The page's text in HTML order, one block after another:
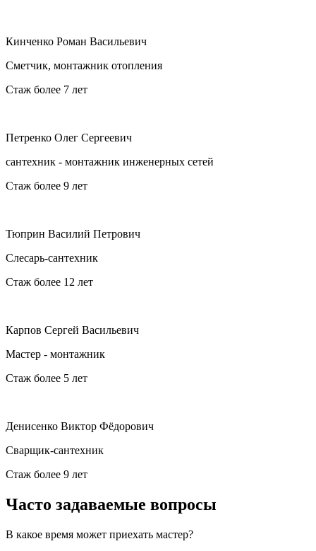
Кинченко Роман Васильевич
Сметчик, монтажник отопления
Стаж более 7 лет
Петренко Олег Сергеевич
сантехник - монтажник инженерных сетей
Стаж более 9 лет
Тюприн Василий Петрович
Слесарь-сантехник
Стаж более 12 лет
Карпов Сергей Васильевич
Мастер - монтажник
Стаж более 5 лет
Денисенко Виктор Фёдорович
Сварщик-сантехник
Стаж более 9 лет
Часто задаваемые вопросы
В какое время может приехать мастер?